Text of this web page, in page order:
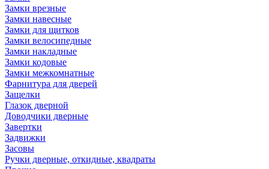
Замки врезные
Замки навесные
Замки для щитков
Замки велосипедные
Замки накладные
Замки кодовые
Замки межкомнатные
Фарнитура для дверей
Защелки
Глазок дверной
Доводчики дверные
Завертки
Задвижки
Засовы
Ручки дверные, откидные, квадраты